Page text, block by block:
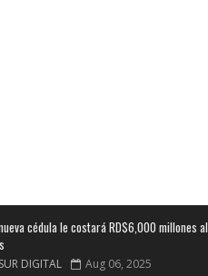
cédula le costará RD$6,000 millones al
SUR DIGITAL Aug 06, 2025